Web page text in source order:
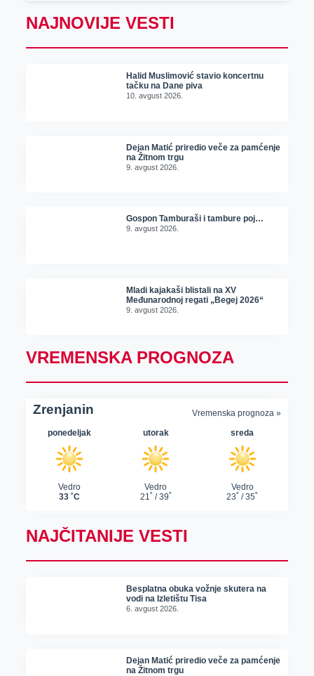
NAJNOVIJE VESTI
Halid Muslimović stavio koncertnu
tačku na Dane piva
10. avgust 2026.
Dejan Matić priredio veče za pamćenje
na Žitnom trgu
9. avgust 2026.
Gospon Tamburaši i tambure poj…
9. avgust 2026.
Mladi kajakaši blistali na XV
Međunarodnoj regati „Begej 2026“
9. avgust 2026.
VREMENSKA PROGNOZA
NAJČITANIJE VESTI
Besplatna obuka vožnje skutera na
vodi na Izletištu Tisa
6. avgust 2026.
Dejan Matić priredio veče za pamćenje
na Žitnom trgu